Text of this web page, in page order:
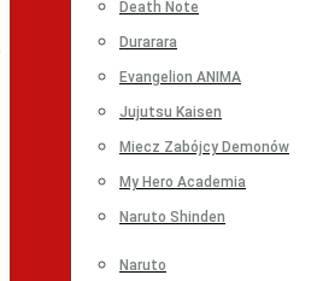
Death Note
Durarara
Evangelion ANIMA
Jujutsu Kaisen
Miecz Zabójcy Demonów
My Hero Academia
Naruto Shinden
Naruto